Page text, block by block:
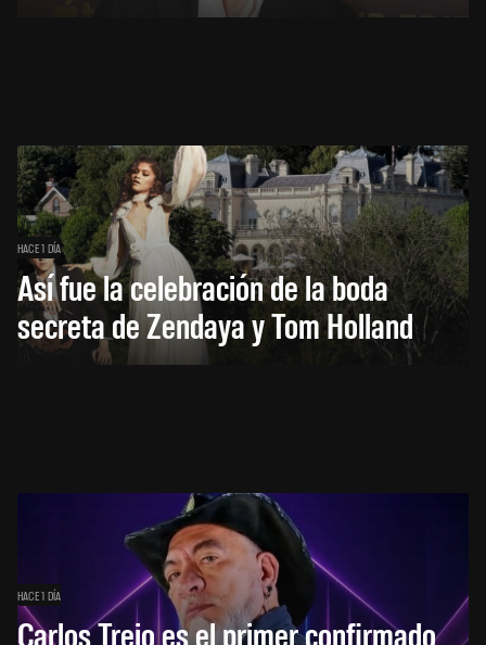
HACE 1 DÍA
Así fue la celebración de la boda
secreta de Zendaya y Tom Holland
HACE 1 DÍA
Carlos Trejo es el primer confirmado